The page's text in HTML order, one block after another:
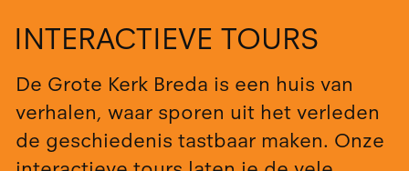
INTERACTIEVE TOURS
De Grote Kerk Breda is een huis van
verhalen, waar sporen uit het verleden
de geschiedenis tastbaar maken. Onze